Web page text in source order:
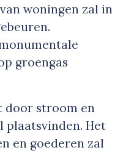
woningen zal in
groengas
door stroom en
plaatsvinden. Het
en goederen zal